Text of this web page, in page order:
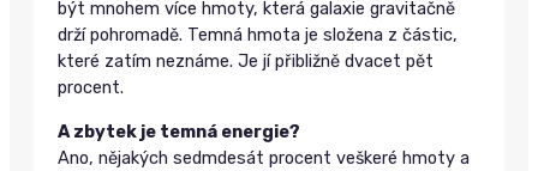
být mnohem více hmoty, která galaxie gravitačně
drží pohromadě. Temná hmota je složena z částic,
které zatím neznáme. Je jí přibližně dvacet pět
procent.
A zbytek je temná energie?
Ano, nějakých sedmdesát procent veškeré hmoty a